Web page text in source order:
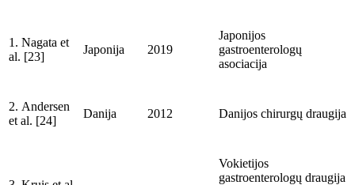
1. Nagata et
al. [23]
Japonija 2019
Japonijos
gastroenterologų
asociacija
2. Andersen
et al. [24]
Danija 2012 Danijos chirurgų draugija
Vokietijos
gastroenterologų draugija